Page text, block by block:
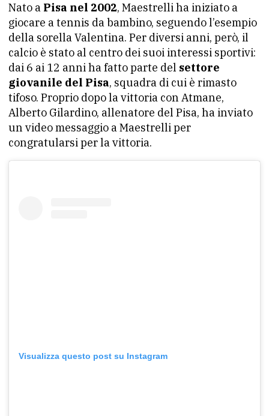
Nato a Pisa nel 2002, Maestrelli ha iniziato a
giocare a tennis da bambino, seguendo l’esempio
della sorella Valentina. Per diversi anni, però, il
calcio è stato al centro dei suoi interessi sportivi:
dai 6 ai 12 anni ha fatto parte del settore
giovanile del Pisa, squadra di cui è rimasto
tifoso. Proprio dopo la vittoria con Atmane,
Alberto Gilardino, allenatore del Pisa, ha inviato
un video messaggio a Maestrelli per
congratularsi per la vittoria.
Visualizza questo post su Instagram